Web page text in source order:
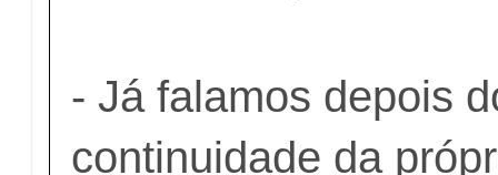
- Já falamos depois
continuidade da